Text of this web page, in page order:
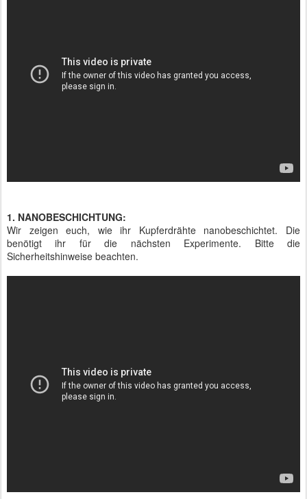
1. NANOBESCHICHTUNG:
Wir zeigen euch, wie ihr Kupferdrähte nanobeschichtet. Die
benötigt ihr für die nächsten Experimente. Bitte die
Sicherheitshinweise beachten.